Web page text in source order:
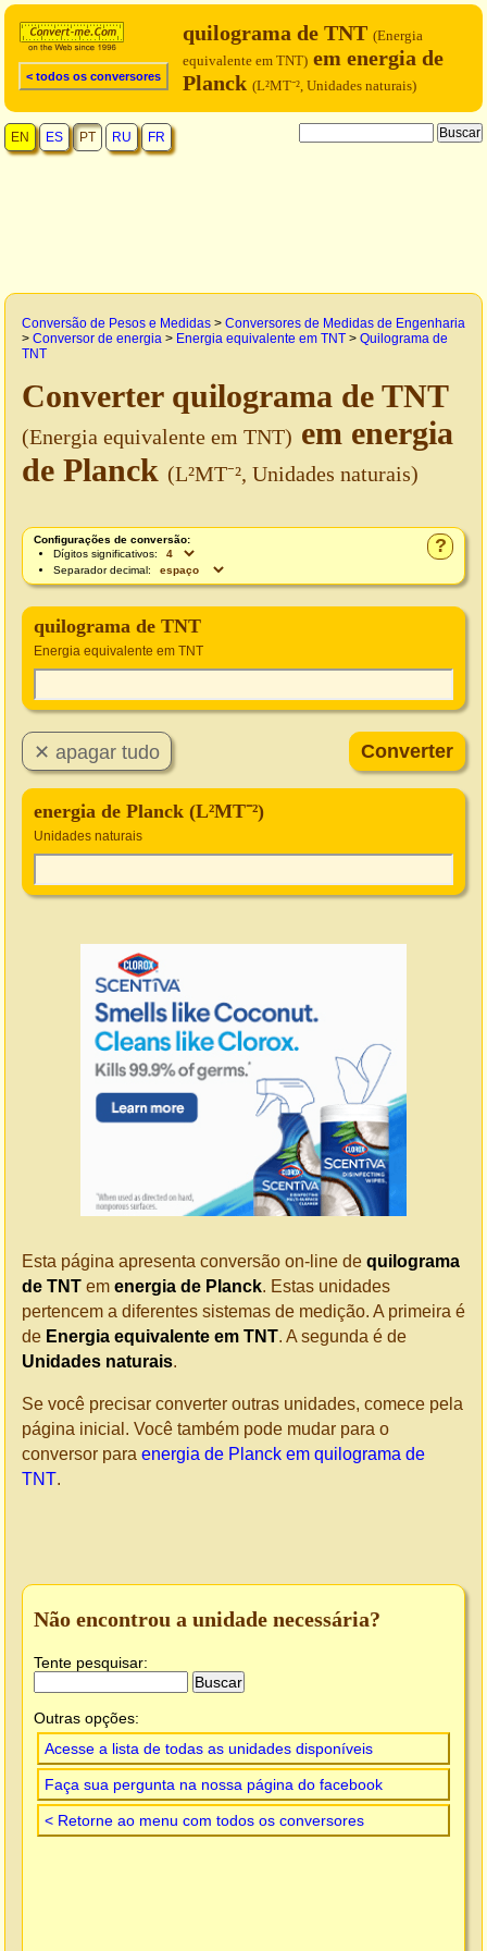
< todos os conversores
quilograma de TNT (Energia
equivalente em TNT) em energia de
Planck (L²MT⁻², Unidades naturais)
EN ES PT RU FR
Conversão de Pesos e Medidas > Conversores de Medidas de Engenharia
> Conversor de energia > Energia equivalente em TNT > Quilograma de
TNT
Converter quilograma de TNT
(Energia equivalente em TNT) em energia
de Planck (L²MT⁻², Unidades naturais)
?
Configurações de conversão:
Dígitos significativos:
Separador decimal:
quilograma de TNT
Energia equivalente em TNT
energia de Planck (L²MT⁻²)
Unidades naturais
Esta página apresenta conversão on-line de quilograma
de TNT em energia de Planck. Estas unidades
pertencem a diferentes sistemas de medição. A primeira é
de Energia equivalente em TNT. A segunda é de
Unidades naturais.
Se você precisar converter outras unidades, comece pela
página inicial. Você também pode mudar para o
conversor para energia de Planck em quilograma de
TNT.
Não encontrou a unidade necessária?
Tente pesquisar:
Outras opções:
Acesse a lista de todas as unidades disponíveis
Faça sua pergunta na nossa página do facebook
< Retorne ao menu com todos os conversores